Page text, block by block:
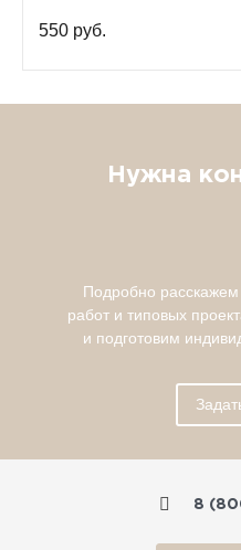
550 руб.
Нужна
Подробно расскажем
работ и типовых
и подготовим
8